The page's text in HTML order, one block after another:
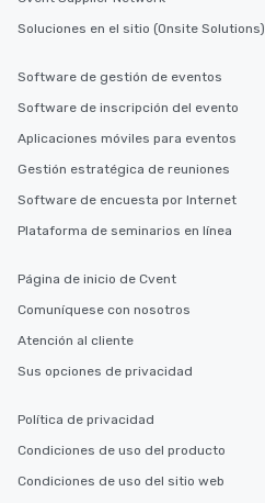
Soluciones en el sitio (Onsite Solutions)
Software de gestión de eventos
Software de inscripción del evento
Aplicaciones móviles para eventos
Gestión estratégica de reuniones
Software de encuesta por Internet
Plataforma de seminarios en línea
Página de inicio de Cvent
Comuníquese con nosotros
Atención al cliente
Sus opciones de privacidad
Política de privacidad
Condiciones de uso del producto
Condiciones de uso del sitio web